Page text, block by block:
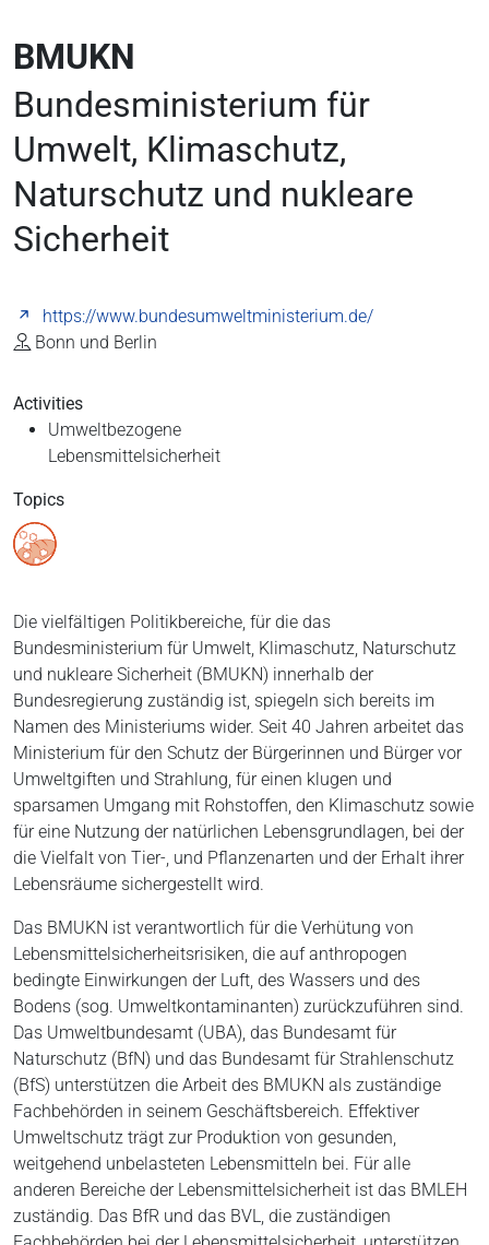
BMUKN
Bundesministerium für
Umwelt, Klimaschutz,
Naturschutz und nukleare
Sicherheit
https://www.bundesumweltministerium.de/
Bonn und Berlin
Activities
Umweltbezogene
Lebensmittelsicherheit
Topics
Die vielfältigen Politikbereiche, für die das
Bundesministerium für Umwelt, Klimaschutz, Naturschutz
und nukleare Sicherheit (BMUKN) innerhalb der
Bundesregierung zuständig ist, spiegeln sich bereits im
Namen des Ministeriums wider. Seit 40 Jahren arbeitet das
Ministerium für den Schutz der Bürgerinnen und Bürger vor
Umweltgiften und Strahlung, für einen klugen und
sparsamen Umgang mit Rohstoffen, den Klimaschutz sowie
für eine Nutzung der natürlichen Lebensgrundlagen, bei der
die Vielfalt von Tier-, und Pflanzenarten und der Erhalt ihrer
Lebensräume sichergestellt wird.
Das BMUKN ist verantwortlich für die Verhütung von
Lebensmittelsicherheitsrisiken, die auf anthropogen
bedingte Einwirkungen der Luft, des Wassers und des
Bodens (sog. Umweltkontaminanten) zurückzuführen sind.
Das Umweltbundesamt (UBA), das Bundesamt für
Naturschutz (BfN) und das Bundesamt für Strahlenschutz
(BfS) unterstützen die Arbeit des BMUKN als zuständige
Fachbehörden in seinem Geschäftsbereich. Effektiver
Umweltschutz trägt zur Produktion von gesunden,
weitgehend unbelasteten Lebensmitteln bei. Für alle
anderen Bereiche der Lebensmittelsicherheit ist das BMLEH
zuständig. Das BfR und das BVL, die zuständigen